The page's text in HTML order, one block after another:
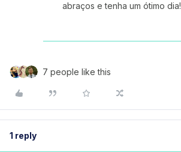
abraços e tenha um ótimo dia!
7 people like this
1 reply